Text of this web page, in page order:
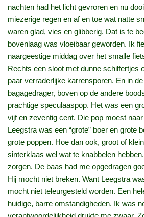
nachten had het licht gevroren en nu
miezerige regen en af en toe wat natte
waren glad, vies en glibberig. Dat is te
bovenlaag was vloeibaar geworden. Ik
naargeestige middag over het smalle
Rechts een sloot met dunne schilfertjes
paar verraderlijke karrensporen. En in
bagagedrager, boven op de andere
prachtige speculaaspop. Het was een
vijf en zeventig cent. Die pop moest
Leegstra was een “grote” boer en grote
grote poppen. Hoe dan ook, groot of
sinterklaas wel wat te knabbelen
zorgen. De baas had me opgedragen
Hij mocht niet breken. Want Leegstra
mocht niet teleurgesteld worden. Een
huidige, barre omstandigheden. Ik was